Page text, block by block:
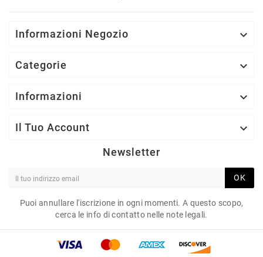
Informazioni Negozio 
Categorie 
Informazioni 
Il Tuo Account 
Newsletter
OK
Puoi annullare l'iscrizione in ogni momenti. A questo scopo,
cerca le info di contatto nelle note legali.